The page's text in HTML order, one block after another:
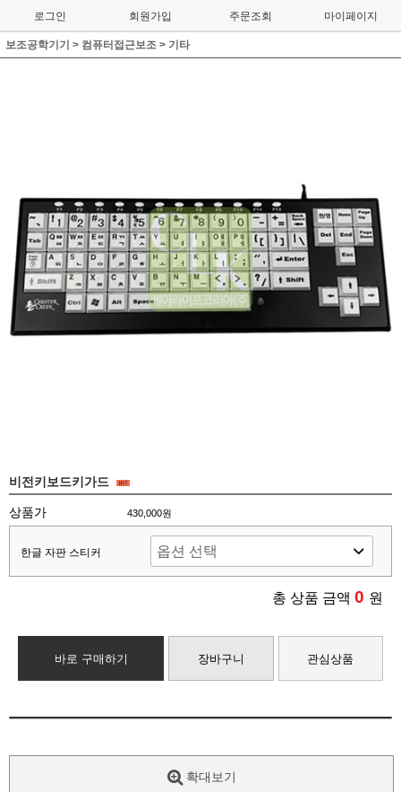
로그인 회원가입 주문조회 마이페이지
보조공학기기 > 컴퓨터접근보조 > 기타
비전키보드키가드
상품가 430,000원
한글 자판 스티커
총 상품 금액 0 원
바로 구매하기 장바구니 관심상품
확대보기